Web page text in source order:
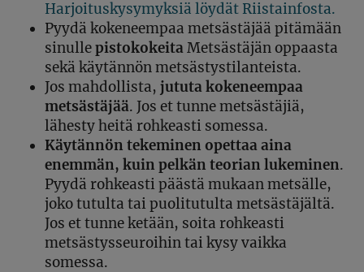
Harjoituskysymyksiä löydät Riistainfosta.
Pyydä kokeneempaa metsästäjää pitämään
sinullepistokokeitaMetsästäjän oppaasta
sekä käytännön metsästystilanteista.
Jos mahdollista, jututa kokeneempaa
metsästäjää. Jos et tunne metsästäjiä,
lähesty heitä rohkeasti somessa.
Käytännön tekeminen opettaa aina
enemmän, kuin pelkän teorian lukeminen.
Pyydä rohkeasti päästä mukaan metsälle,
joko tutulta tai puolitutulta metsästäjältä.
Jos et tunne ketään, soita rohkeasti
metsästysseuroihin tai kysy vaikka
somessa.